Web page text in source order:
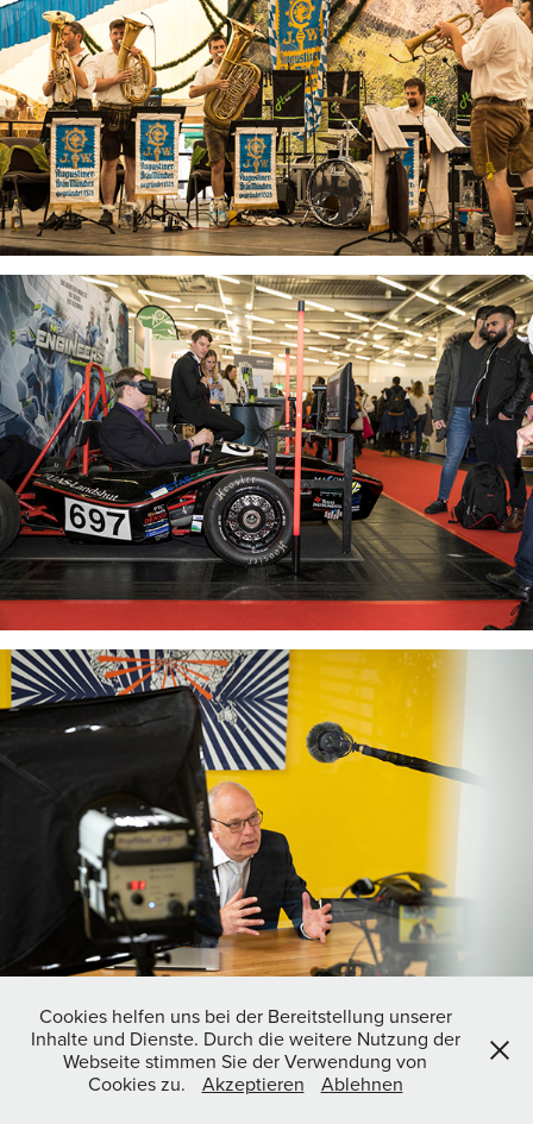
Cookies helfen uns bei der Bereitstellung unserer
Inhalte und Dienste. Durch die weitere Nutzung der
Webseite stimmen Sie der Verwendung von
Cookies zu.
Akzeptieren Ablehnen